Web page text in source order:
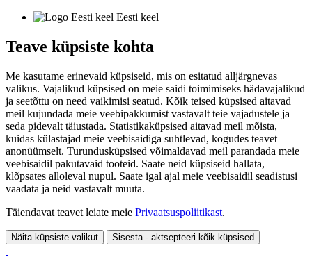
Eesti keel
Teave küpsiste kohta
Me kasutame erinevaid küpsiseid, mis on esitatud alljärgnevas
valikus. Vajalikud küpsised on meie saidi toimimiseks hädavajalikud
ja seetõttu on need vaikimisi seatud. Kõik teised küpsised aitavad
meil kujundada meie veebipakkumist vastavalt teie vajadustele ja
seda pidevalt täiustada. Statistikaküpsised aitavad meil mõista,
kuidas külastajad meie veebisaidiga suhtlevad, kogudes teavet
anonüümselt. Turundusküpsised võimaldavad meil parandada meie
veebisaidil pakutavaid tooteid. Saate neid küpsiseid hallata,
klõpsates alloleval nupul. Saate igal ajal meie veebisaidil seadistusi
vaadata ja neid vastavalt muuta.
Täiendavat teavet leiate meie Privaatsuspoliitikast.
Näita küpsiste valikut Sisesta - aktsepteeri kõik küpsised